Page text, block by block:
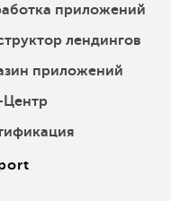
приложений
лендингов
приложений